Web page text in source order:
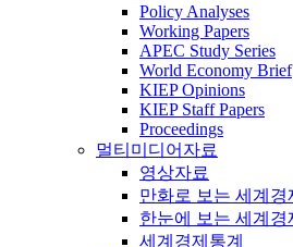
Policy Analyses
Working Papers
APEC Study Series
World Economy Brief
KIEP Opinions
KIEP Staff Papers
Proceedings
멀티미디어자료
영상자료
만화로 보는 세계경
한눈에 보는 세계경
세계경제통계